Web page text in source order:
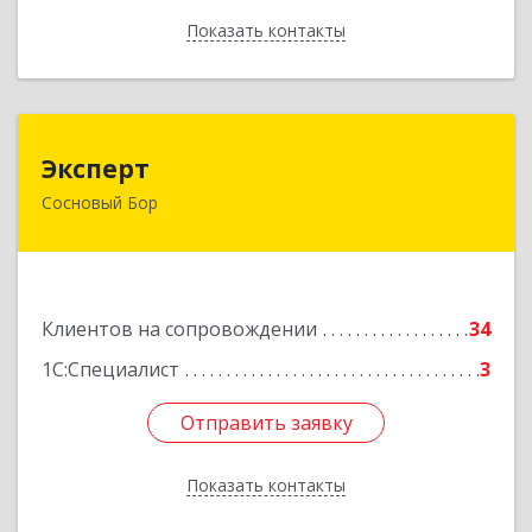
Показать контакты
Назад
Эксперт
Сосновый Бор
Клиентов на сопровождении
34
1С:Специалист
3
Отправить заявку
Показать контакты
188544, Ленинградская обл, Сосновый Бор г, 50
Отправить заявку
Назад